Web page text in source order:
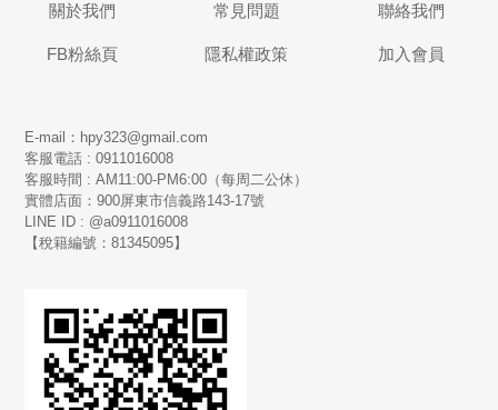
關於我們 常見問題 聯絡我們
FB粉絲頁 隱私權政策 加入會員
E-mail：hpy323@gmail.com
客服電話 : 0911016008
客服時間 : AM11:00-PM6:00（每周二公休）
實體店面：900屏東市信義路143-17號
LINE ID : @a0911016008
【稅籍編號：81345095】